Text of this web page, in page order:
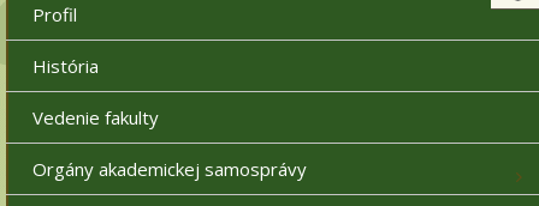
Profil
História
Vedenie fakulty
Orgány akademickej samosprávy